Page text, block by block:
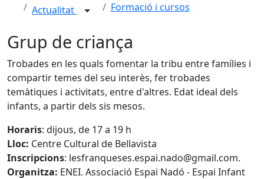
Actualitat Formació i cursos
Grup de criança
Trobades en les quals fomentar la tribu entre famílies i
compartir temes del seu interès, fer trobades
temàtiques i activitats, entre d'altres. Edat ideal dels
infants, a partir dels sis mesos.
Horaris: dijous, de 17 a 19 h
Lloc: Centre Cultural de Bellavista
Inscripcions: lesfranqueses.espai.nado@gmail.com.
Organitza: ENEI. Associació Espai Nadó - Espai Infant